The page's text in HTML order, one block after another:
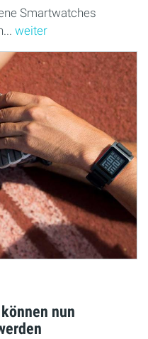
Smartwatches
weiter
nun